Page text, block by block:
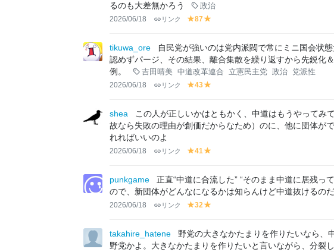
るのも大差無かろう
政治
2026/06/18 リンク
y
lo
w
87
lo
w
tikuwa_ore
自民党が強いのは党内派閥で常にミニ国会状
認めずパージ、その結果、離合集散を繰り返すから先鋭化
例。
吉田晴美 中道改革連合 立憲民主党 政治 党派性
2026/06/18 リンク
y
lo
w
43
lo
w
shea
この人が正しいかはともかく、中道はもうやってみ
故なら失敗の理由が創価だからなため）のに、他に団体が
れればいいのよ
2026/06/18 リンク
y
lo
w
41
lo
w
punkgame
正直“中道に合流した” “そのまま中道に居残っ
ので、新団体がどんなになるかは知らんけど中道抜けるの
2026/06/18 リンク
y
lo
w
32
lo
w
takahire_hatene
野党の大きなかたまりを作りたいなら、
野党かよ。大きなかたまりを作りたいと言いながら、分裂